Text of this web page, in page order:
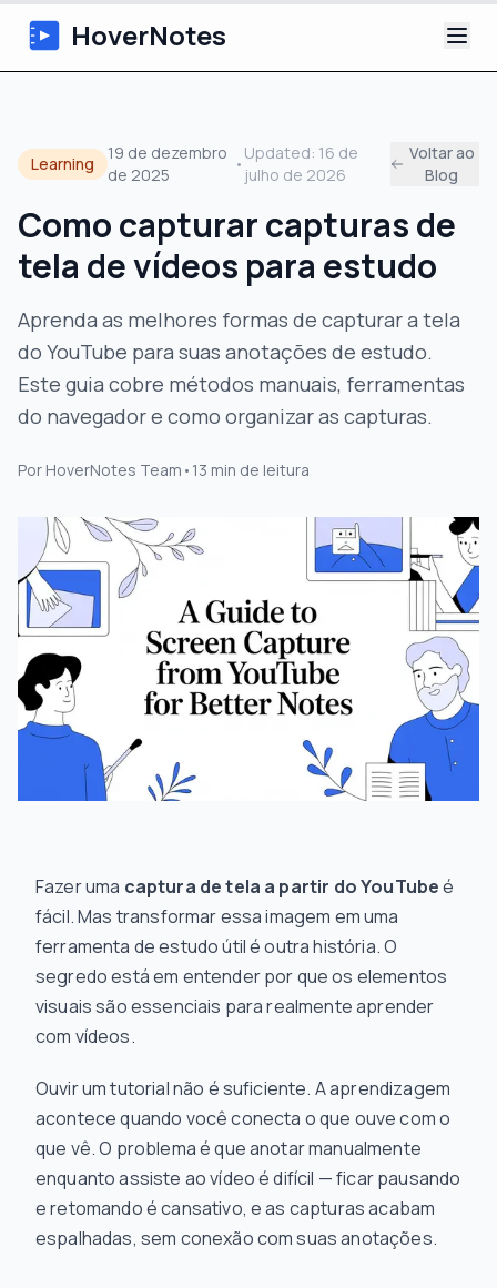
HoverNotes
Extension
Notas de Vídeo com IA
Tutoriais
Sobre
Learning
19 de dezembro
de 2025
•
Updated: 16 de
julho de 2026
Voltar ao
Blog
Como capturar capturas de
tela de vídeos para estudo
Aprenda as melhores formas de capturar a tela
do YouTube para suas anotações de estudo.
Este guia cobre métodos manuais, ferramentas
do navegador e como organizar as capturas.
Por HoverNotes Team • 13 min de leitura
Fazer uma captura de tela a partir do YouTubeé
fácil. Mas transformar essa imagem em uma
ferramenta de estudo útil é outra história. O
segredo está em entenderpor queos elementos
visuais são essenciais para realmente aprender
com vídeos.
Ouvir um tutorial não é suficiente. A aprendizagem
acontece quando você conecta o que ouve com o
que vê. O problema é que anotar manualmente
enquanto assiste ao vídeo é difícil — ficar pausando
e retomando é cansativo, e as capturas acabam
espalhadas, sem conexão com suas anotações.